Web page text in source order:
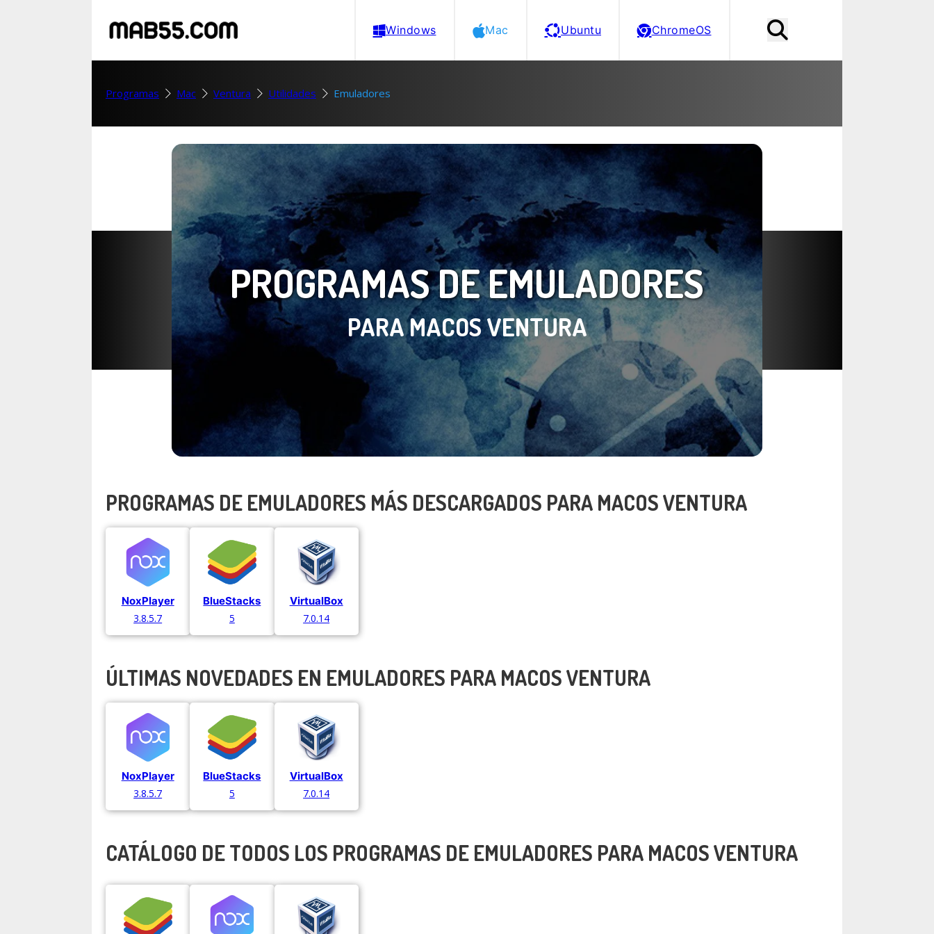
Windows Mac Ubuntu ChromeOS
Programas Mac Ventura Utilidades Emuladores
PROGRAMAS DE EMULADORES
PARA MACOS VENTURA
PROGRAMAS DE EMULADORES MÁS DESCARGADOS PARA MACOS VENTURA
NoxPlayer
3.8.5.7
BlueStacks
5
VirtualBox
7.0.14
ÚLTIMAS NOVEDADES EN EMULADORES PARA MACOS VENTURA
NoxPlayer
3.8.5.7
BlueStacks
5
VirtualBox
7.0.14
CATÁLOGO DE TODOS LOS PROGRAMAS DE EMULADORES PARA MACOS VENTURA